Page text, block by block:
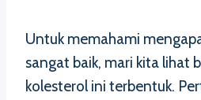
Untuk memahami
sangat baik, mari kita lihat
kolesterol ini terbentuk.